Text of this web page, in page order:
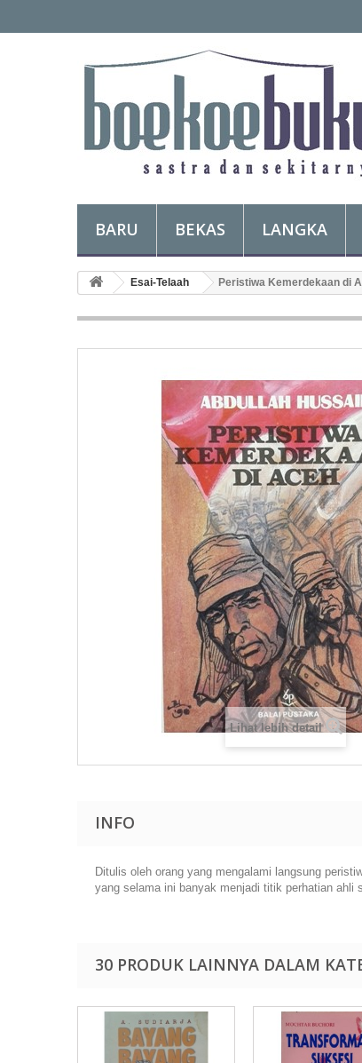
BARU BEKAS LANGKA
Esai-Telaah Peristiwa Kemerdekaan di
Lihat lebih detail
INFO
Ditulis oleh orang yang mengalami langsung
yang selama ini banyak menjadi titik perhatian ahli
30 PRODUK LAINNYA DALAM